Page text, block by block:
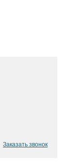
Заказать звонок